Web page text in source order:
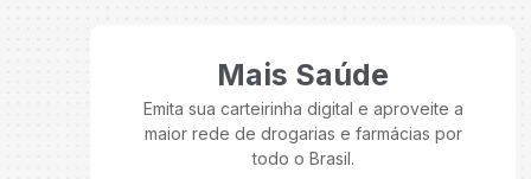
Mais Saúde
Emita sua carteirinha digital e aproveite a
maior rede de drogarias e farmácias por
todo o Brasil.